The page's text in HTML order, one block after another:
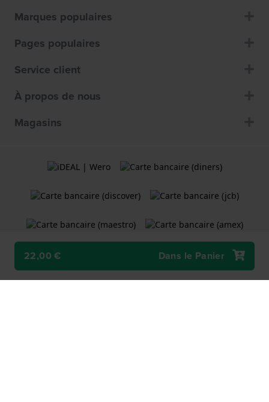
22,00 € Dans le Panier
Marques populaires
Pages populaires
Service client
À propos de nous
Magasins